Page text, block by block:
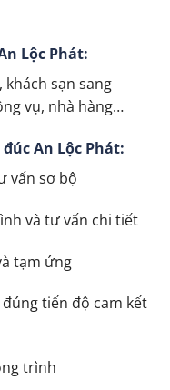
Lộc Phát:
sạn sang
vụ, nhà hàng…
An Lộc Phát:
vấn sơ bộ
và tư vấn chi tiết
tạm ứng
tiến độ cam kết
trình